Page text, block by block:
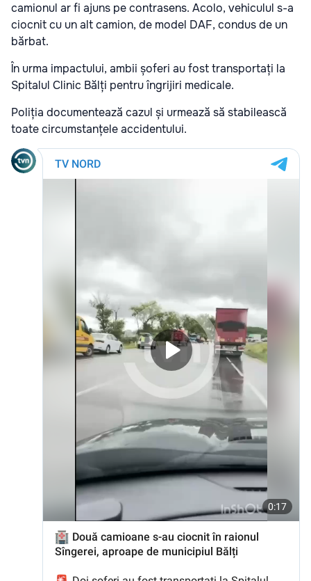
camionul ar fi ajuns pe contrasens. Acolo, vehiculul s-a
ciocnit cu un alt camion, de model DAF, condus de un
bărbat.
În urma impactului, ambii șoferi au fost transportați la
Spitalul Clinic Bălți pentru îngrijiri medicale.
Poliția documentează cazul și urmează să stabilească
toate circumstanțele accidentului.